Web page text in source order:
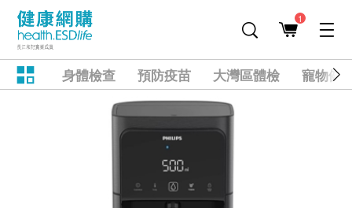
1
身體檢查 預防疫苗 大灣區體檢 寵物健